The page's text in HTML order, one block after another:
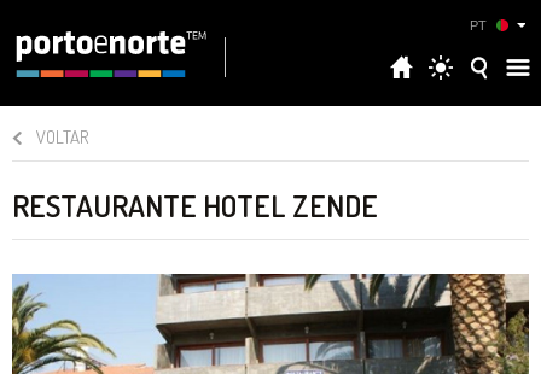
PT
VOLTAR
RESTAURANTE HOTEL ZENDE